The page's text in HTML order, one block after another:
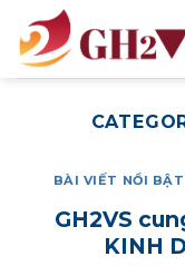
content
BÀI VIẾT NỔI BẬT
GH2VS
KINH